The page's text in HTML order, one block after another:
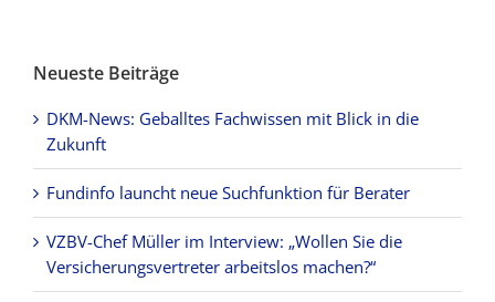
Neueste Beiträge
DKM-News: Geballtes Fachwissen mit Blick in die
Zukunft
Fundinfo launcht neue Suchfunktion für Berater
VZBV-Chef Müller im Interview: „Wollen Sie die
Versicherungsvertreter arbeitslos machen?“